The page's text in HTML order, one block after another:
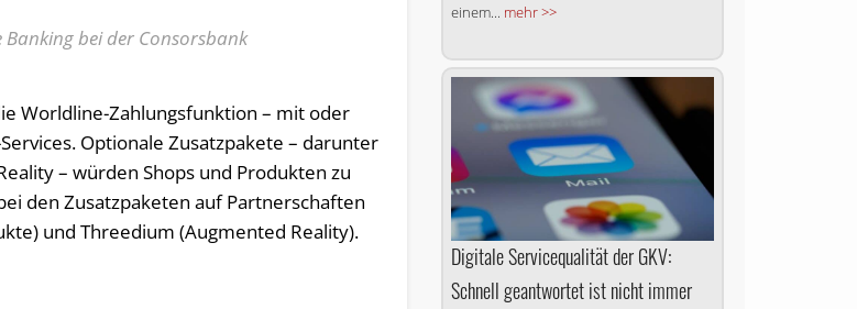
Banking bei der Consorsbank
Worldline-Zahlungsfunktion – mit oder
Optionale Zusatzpakete – darunter
– würden Shops und Produkten zu
den Zusatzpaketen auf Partnerschaften
und Threedium (Augmented Reality).
einem... mehr >>
Digitale Servicequalität der GKV:
Schnell geantwortet ist nicht immer